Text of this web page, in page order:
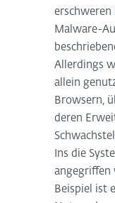
erschweren
Malware-
Allerdings
allein
Browsern,
deren
Ins die
angegriffen
Beispiel ist